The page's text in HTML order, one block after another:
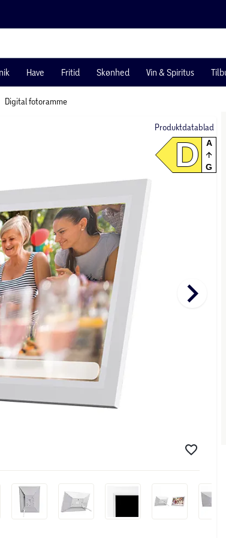
Have Fritid Skønhed Vin & Spiritus
Digital fotoramme
Produktdatablad
D A
G
keyboard_arrow_right